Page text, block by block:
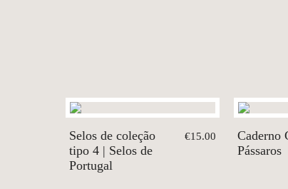
Selos de coleção
tipo 4 | Selos de
Portugal
€15.00
Caderno
Pássaros